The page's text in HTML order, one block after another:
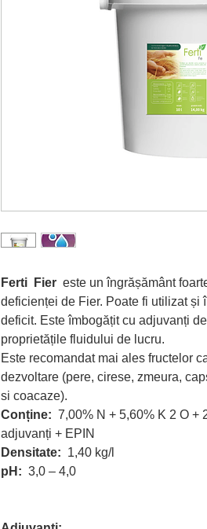
Ferti Fier este un îngrășământ
deficienței de Fier. Poate fi utilizat și
deficit. Este îmbogățit cu adjuvanți
proprietățile fluidului de lucru.
Este recomandat mai ales fructelor
dezvoltare (pere, cirese, zmeura,
si coacaze).
Conține: 7,00% N + 5,60% K 2 O +
adjuvanți + EPIN
Densitate: 1,40 kg/l
pH: 3,0 – 4,0